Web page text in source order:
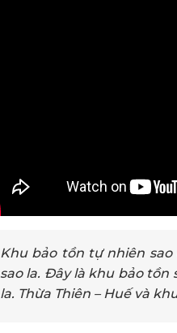
Khu bảo tồn tự nhiên sao
sao la. Đây là khu bảo tồn
la. Thừa Thiên – Huế và